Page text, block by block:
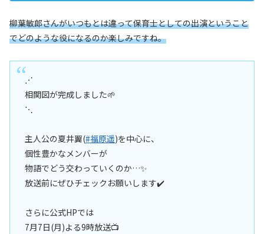
柳葉敏郎さんがいつもとは違って保育士としての出演ということ
でどのような役になるのか楽しみですね。
⋰
相関図が完成しました🌱
⋱
主人公の夏井翼(#福原遥)を中心に、
個性豊かなメンバーが
物語でどう交わっていくのか…✨
放送前にぜひチェックお願いします✔️
さらに公式HPでは
7月7日(月)よる9時放送📺